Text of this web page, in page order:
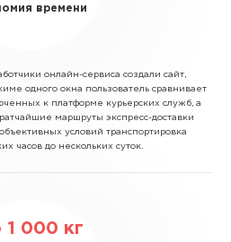
времени
онлайн-сервиса создали сайт,
одного окна пользователь сравнивает
к платформе курьерских служб, а
маршруты экспресс-доставки
условий транспортировка
часов до нескольких суток.
1 000 кг